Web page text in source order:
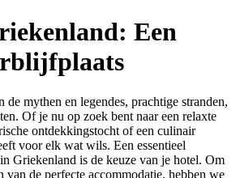
Een
de mythen en legendes, prachtige stranden,
Of je nu op zoek bent naar een relaxte
ontdekkingstocht of een culinair
voor elk wat wils. Een essentieel
Griekenland is de keuze van je hotel. Om
van de perfecte accommodatie, hebben we